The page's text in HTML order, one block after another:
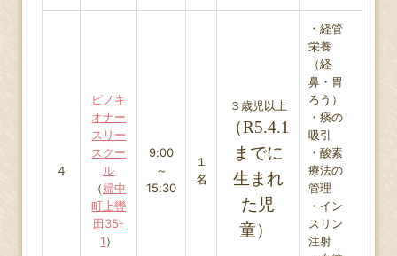
４
ピノキ
オナー
スリー
スクー
ル
（婦中
町上轡
田35-
1）
9:00
～
15:30
１
名
３歳児以上
（R5.4.1
までに
生まれ
た児
童）
・経管
栄養
（経
鼻・胃
ろう）
・痰の
吸引
・酸素
療法の
管理
・イン
スリン
注射